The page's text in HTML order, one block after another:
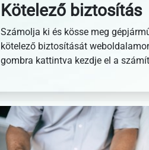
Kötelező biztosítás
Számolja ki és kösse meg
kötelező biztosítását
gombra kattintva kezdje el a